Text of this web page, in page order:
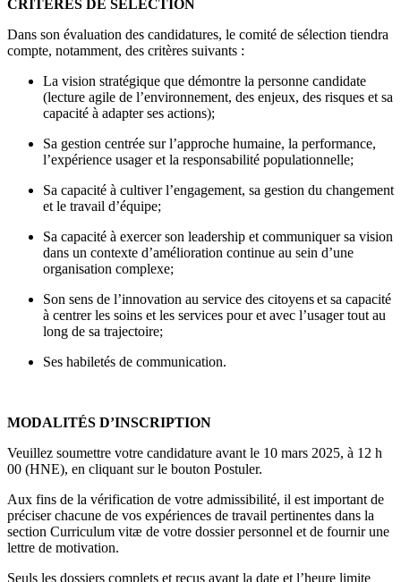
CRITÈRES DE SÉLECTION
Dans son évaluation des candidatures, le comité de sélection tiendra
compte, notamment, des critères suivants :
La vision stratégique que démontre la personne candidate
(lecture agile de l’environnement, des enjeux, des risques et sa
capacité à adapter ses actions);
Sa gestion centrée sur l’approche humaine, la performance,
l’expérience usager et la responsabilité populationnelle;
Sa capacité à cultiver l’engagement, sa gestion du changement
et le travail d’équipe;
Sa capacité à exercer son leadership et communiquer sa vision
dans un contexte d’amélioration continue au sein d’une
organisation complexe;
Son sens de l’innovation au service des citoyens et sa capacité
à centrer les soins et les services pour et avec l’usager tout au
long de sa trajectoire;
Ses habiletés de communication.
MODALITÉS D’INSCRIPTION
Veuillez soumettre votre candidature avant le 10 mars 2025, à 12 h
00 (HNE), en cliquant sur le bouton Postuler.
Aux fins de la vérification de votre admissibilité, il est important de
préciser chacune de vos expériences de travail pertinentes dans la
section Curriculum vitæ de votre dossier personnel et de fournir une
lettre de motivation.
Seuls les dossiers complets et reçus avant la date et l’heure limite